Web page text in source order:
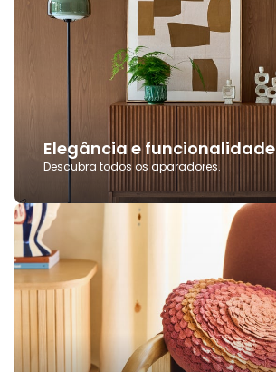
Elegância e funcionalidade
Descubra todos os aparadores.
funcionalidade
Decoração
têxtil